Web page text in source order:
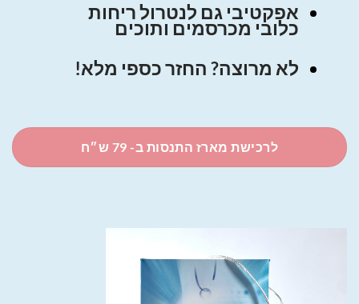
אפקטיבי גם לנטרול ריחות
כלובי מכרסמים ותוכים
לא מרוצה? החזר כספי מלא!
לרכישת מארז התנסות ב- 79 ש״ח